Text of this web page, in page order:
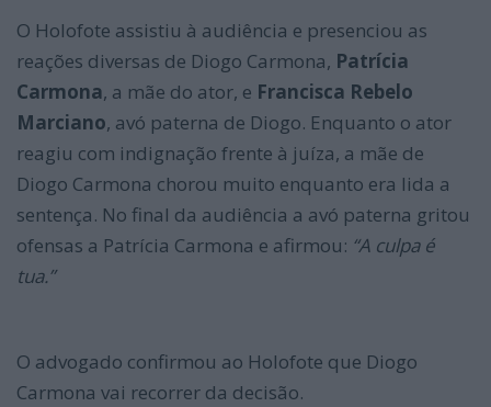
O Holofote assistiu à audiência e presenciou as
reações diversas de Diogo Carmona, Patrícia
Carmona, a mãe do ator, e Francisca Rebelo
Marciano, avó paterna de Diogo. Enquanto o ator
reagiu com indignação frente à juíza, a mãe de
Diogo Carmona chorou muito enquanto era lida a
sentença. No final da audiência a avó paterna gritou
ofensas a Patrícia Carmona e afirmou: “A culpa é
tua.”
O advogado confirmou ao Holofote que Diogo
Carmona vai recorrer da decisão.